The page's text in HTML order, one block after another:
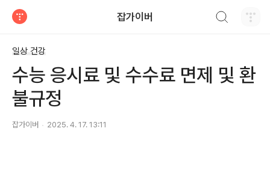
잡가이버
일상 건강
수능 응시료 및 수수료 면제 및 환
불규정
잡가이버 2025. 4. 17. 13:11